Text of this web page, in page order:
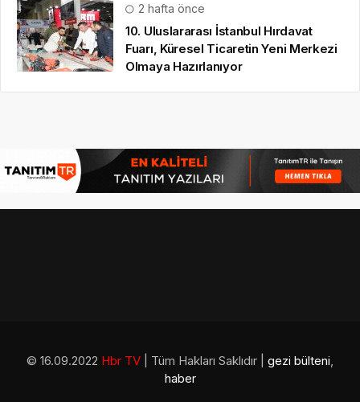
2 hafta önce
10. Uluslararası İstanbul Hırdavat
Fuarı, Küresel Ticaretin Yeni Merkezi
Olmaya Hazırlanıyor
© 16.09.2022 Hbr TV | Tüm Hakları Saklıdır | gezi bülteni,
haber